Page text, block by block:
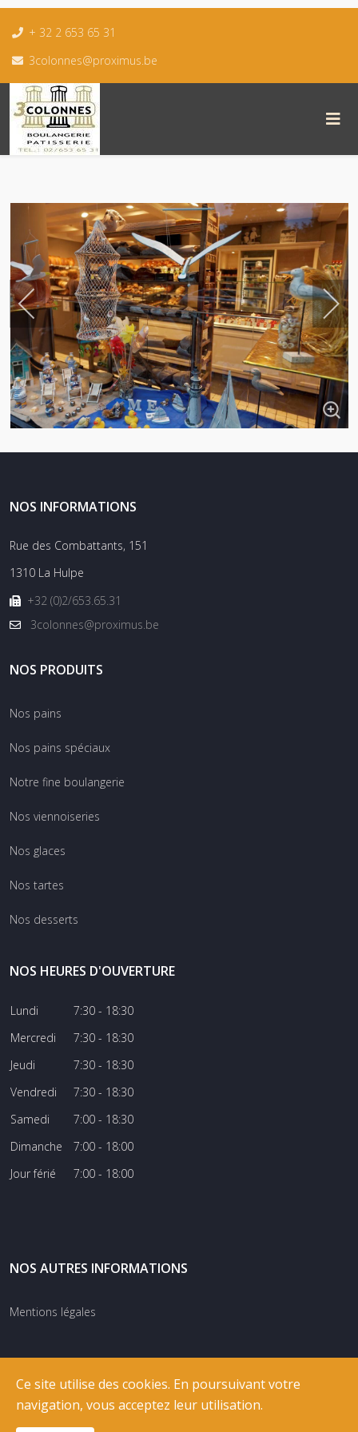
+ 32 2 653 65 31
3colonnes@proximus.be
NOS INFORMATIONS
Rue des Combattants, 151
1310 La Hulpe
+32 (0)2/653.65.31
3colonnes@proximus.be
NOS PRODUITS
Nos pains
Nos pains spéciaux
Notre fine boulangerie
Nos viennoiseries
Nos glaces
Nos tartes
Nos desserts
NOS HEURES D'OUVERTURE
Lundi
Mercredi
Jeudi
Vendredi
Samedi
Dimanche
Jour férié
7:30 - 18:30
7:30 - 18:30
7:30 - 18:30
7:30 - 18:30
7:00 - 18:30
7:00 - 18:00
7:00 - 18:00
NOS AUTRES INFORMATIONS
Mentions légales
Ce site utilise des cookies. En poursuivant votre
navigation, vous acceptez leur utilisation.